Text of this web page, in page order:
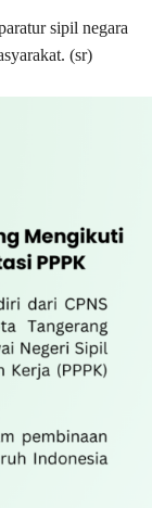
sipil negara
(sr)